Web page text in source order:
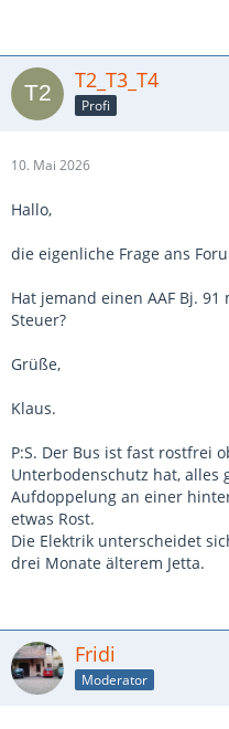
T2_T3_T4
Profi
10. Mai 2026
Hallo,
die eigenliche Frage ans
Hat jemand einen AAF Bj.
Steuer?
Grüße,
Klaus.
P:S. Der Bus ist fast rostfrei
Unterbodenschutz hat, alles
Aufdoppelung an einer
etwas Rost.
Die Elektrik unterscheidet
drei Monate älterem Jetta.
Fridi
Moderator